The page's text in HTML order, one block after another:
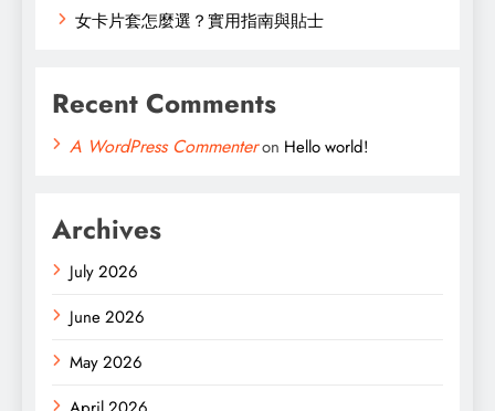
女卡片套怎麼選？實用指南與貼士
Recent Comments
A WordPress Commenteron Hello world!
Archives
July 2026
June 2026
May 2026